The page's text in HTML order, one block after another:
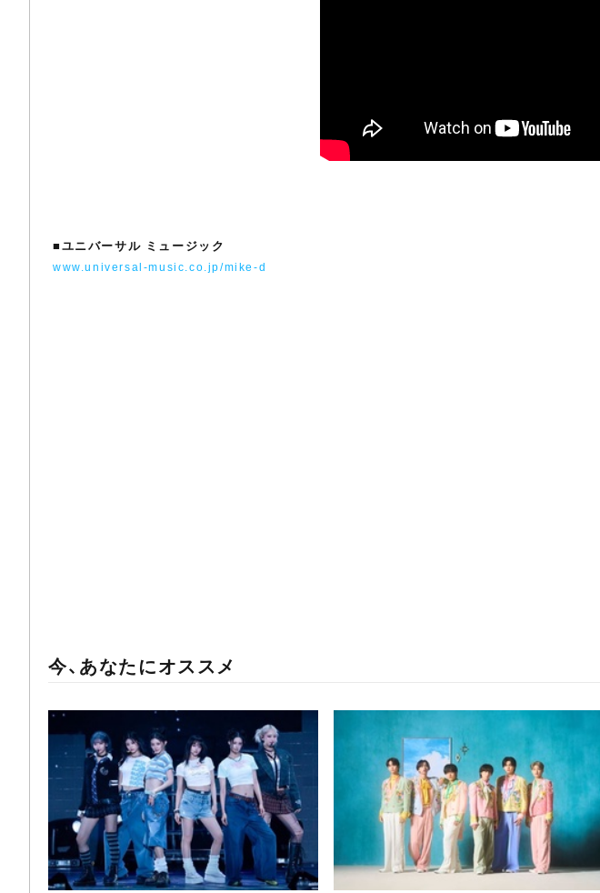
■ユニバーサル ミュージック
www.universal-music.co.jp/mike-d
今、あなたにオススメ